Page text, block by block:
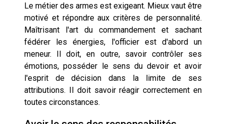
Le métier des armes est exigeant. Mieux vaut être
motivé et répondre aux critères de personnalité.
Maîtrisant l'art du commandement et sachant
fédérer les énergies, l'officier est d'abord un
meneur. Il doit, en outre, savoir contrôler ses
émotions, posséder le sens du devoir et avoir
l'esprit de décision dans la limite de ses
attributions. Il doit savoir réagir correctement en
toutes circonstances.